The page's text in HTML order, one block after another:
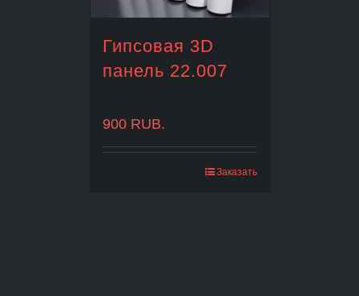
Гипсовая 3D
панель 22.007
900RUB.
Заказать